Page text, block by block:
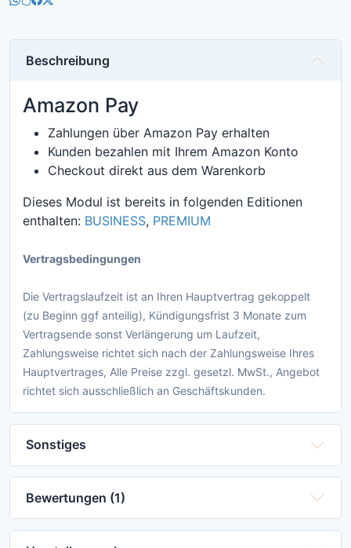
Beschreibung
Amazon Pay
Zahlungen über Amazon Pay erhalten
Kunden bezahlen mit Ihrem Amazon Konto
Checkout direkt aus dem Warenkorb
Dieses Modul ist bereits in folgenden Editionen
enthalten: BUSINESS, PREMIUM
Vertragsbedingungen
Die Vertragslaufzeit ist an Ihren Hauptvertrag gekoppelt
(zu Beginn ggf anteilig), Kündigungsfrist 3 Monate zum
Vertragsende sonst Verlängerung um Laufzeit,
Zahlungsweise richtet sich nach der Zahlungsweise Ihres
Hauptvertrages, Alle Preise zzgl. gesetzl. MwSt., Angebot
richtet sich ausschließlich an Geschäftskunden.
Sonstiges
Bewertungen (1)